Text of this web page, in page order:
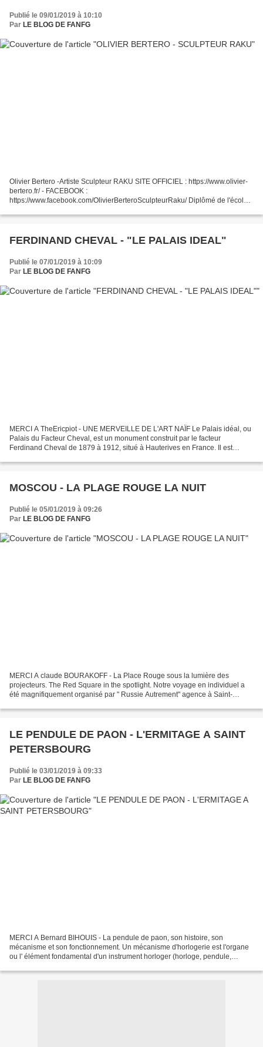
Publié le 09/01/2019 à 10:10
Par LE BLOG DE FANFG
Olivier Bertero -Artiste Sculpteur RAKU SITE OFFICIEL : https://www.olivier-
bertero.fr/ - FACEBOOK :
https://www.facebook.com/OlivierBerteroSculpteurRaku/ Diplômé de l'école
d'or".A...
FERDINAND CHEVAL - "LE PALAIS IDEAL"
Publié le 07/01/2019 à 10:09
Par LE BLOG DE FANFG
MERCI A TheEricpiot - UNE MERVEILLE DE L'ART NAÏF Le Palais idéal, ou
Palais du Facteur Cheval, est un monument construit par le facteur
Ferdinand Cheval de 1879 à 1912, situé à Hauterives en France. Il est
MOSCOU - LA PLAGE ROUGE LA NUIT
Publié le 05/01/2019 à 09:26
Par LE BLOG DE FANFG
MERCI A claude BOURAKOFF - La Place Rouge sous la lumière des
projecteurs. The Red Square in the spotlight. Notre voyage en individuel a
été magnifiquement organisé par " Russie Autrement" agence à Saint-
LE PENDULE DE PAON - L'ERMITAGE A SAINT
PETERSBOURG
Publié le 03/01/2019 à 09:33
Par LE BLOG DE FANFG
MERCI A Bernard BIHOUIS - La pendule de paon, son histoire, son
mécanisme et son fonctionnement. Un mécanisme d'horlogerie est l'organe
ou l' élément fondamental d'un instrument horloger (horloge, pendule,